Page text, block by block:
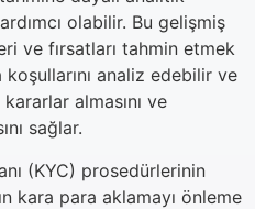
olabilir. Bu gelişmiş
ve fırsatları tahmin etmek
analiz edebilir ve
almasını ve
sağlar.
(KYC) prosedürlerinin
kara para aklamayı önleme